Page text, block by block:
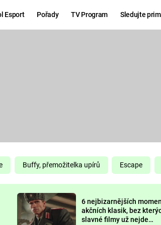
Esport Pořady TV Program Sledujte
DELIVERANCE
Buffy, přemožitelka upírů Escape
6 nejbizarnějších
akčních klasik, bez
slavné filmy už nejde